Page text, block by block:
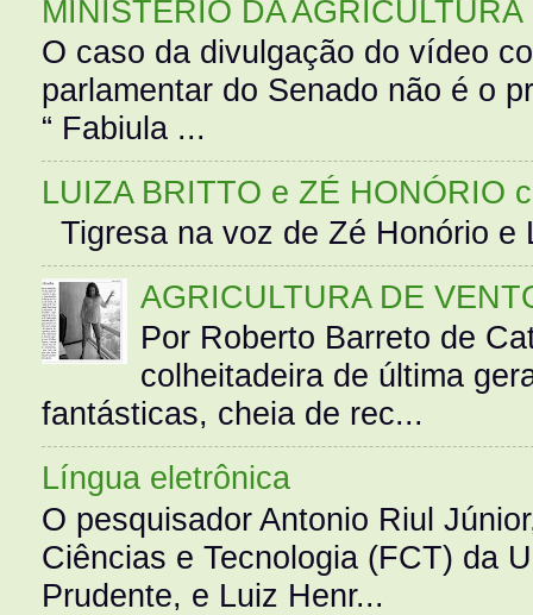
MINISTÉRIO DA AGRICULTURA
O caso da divulgação do vídeo
parlamentar do Senado não é o
“ Fabiula ...
LUIZA BRITTO e ZÉ HONÓRIO
Tigresa na voz de Zé Honório
AGRICULTURA DE
Por Roberto Barreto de
colheitadeira de última
fantásticas, cheia de rec...
Língua eletrônica
O pesquisador Antonio Riul
Ciências e Tecnologia (FCT) da
Prudente, e Luiz Henr...